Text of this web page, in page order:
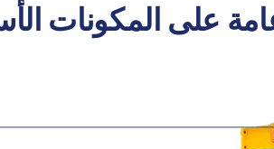
على المكونات